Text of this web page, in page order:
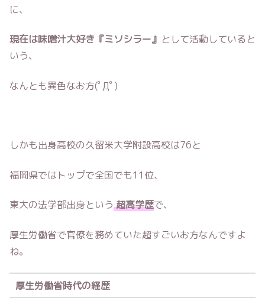
に、
現在は味噌汁大好き『ミソシラー』 として活動していると
いう、
なんとも異色なお方(ﾟДﾟ)
しかも出身高校の久留米大学附設高校は76と
福岡県ではトップで全国でも11位、
東大の法学部出身という 超高学歴で、
厚生労働省で官僚を務めていた超すごいお方なんですよ
ね。
厚生労働省時代の経歴